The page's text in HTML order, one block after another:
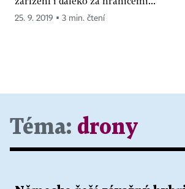
25. 9. 2019 ▪ 3 min. čtení
Téma: drony